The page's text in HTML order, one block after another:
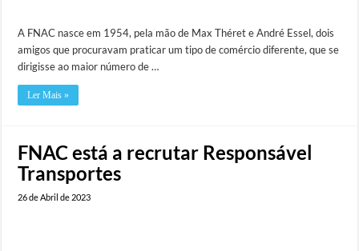
A FNAC nasce em 1954, pela mão de Max Théret e André Essel, dois
amigos que procuravam praticar um tipo de comércio diferente, que se
dirigisse ao maior número de …
Ler Mais »
FNAC está a recrutar Responsável
Transportes
26 de Abril de 2023